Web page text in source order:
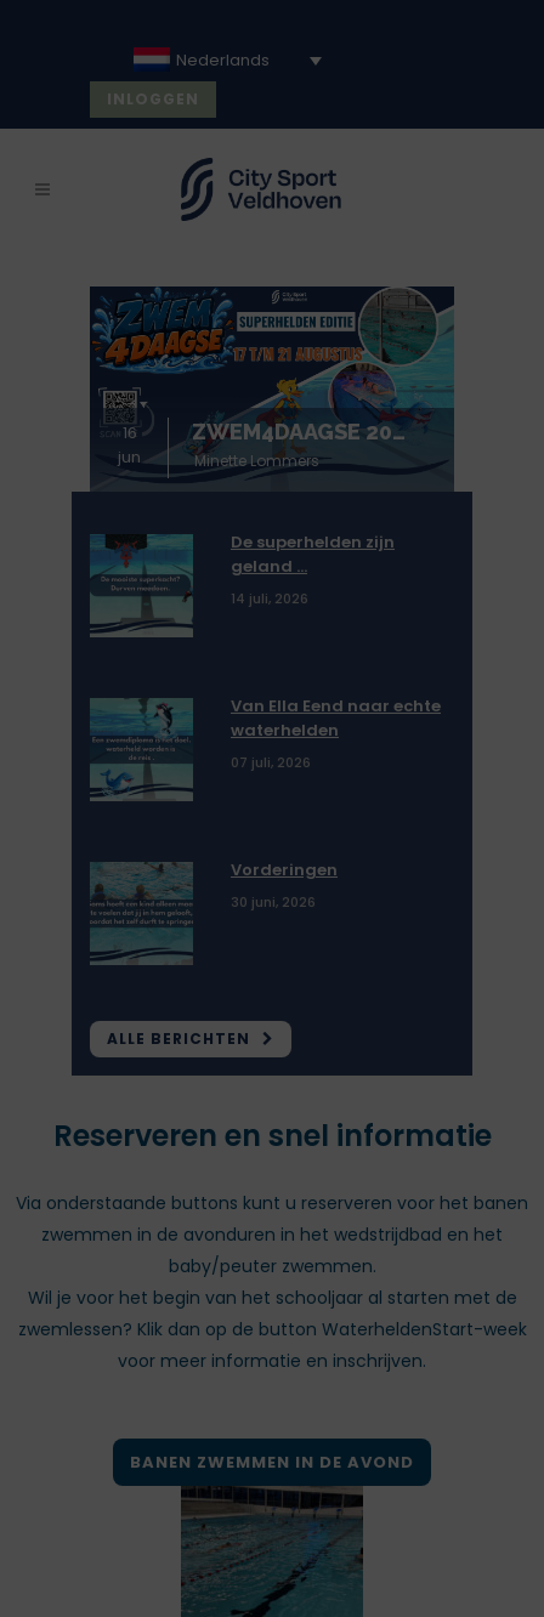
Nederlands
INLOGGEN
ZWEM4DAAGSE 2026: 17 T/M 21 AUGUSTUS
Minette Lommers
16
jun
De superhelden zijn
geland …
14 juli, 2026
Van Ella Eend naar echte
waterhelden
07 juli, 2026
Vorderingen
30 juni, 2026
ALLE BERICHTEN
Reserveren en snel informatie
Via onderstaande buttons kunt u reserveren voor het banen
zwemmen in de avonduren in het wedstrijdbad en het
baby/peuter zwemmen.
Wil je voor het begin van het schooljaar al starten met de
zwemlessen? Klik dan op de button WaterheldenStart-week
voor meer informatie en inschrijven.
BANEN ZWEMMEN IN DE AVOND